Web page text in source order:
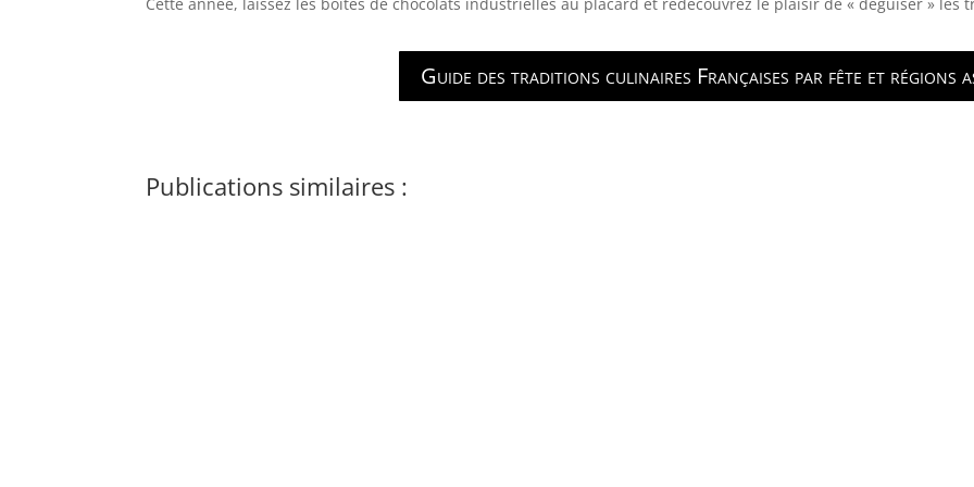
Cette année, laissez les boîtes de chocolats industrielles au placard et redécouvrez le plaisir de « déguiser » les
Guide des traditions culinaires Françaises par fête et régions
Publications similaires :